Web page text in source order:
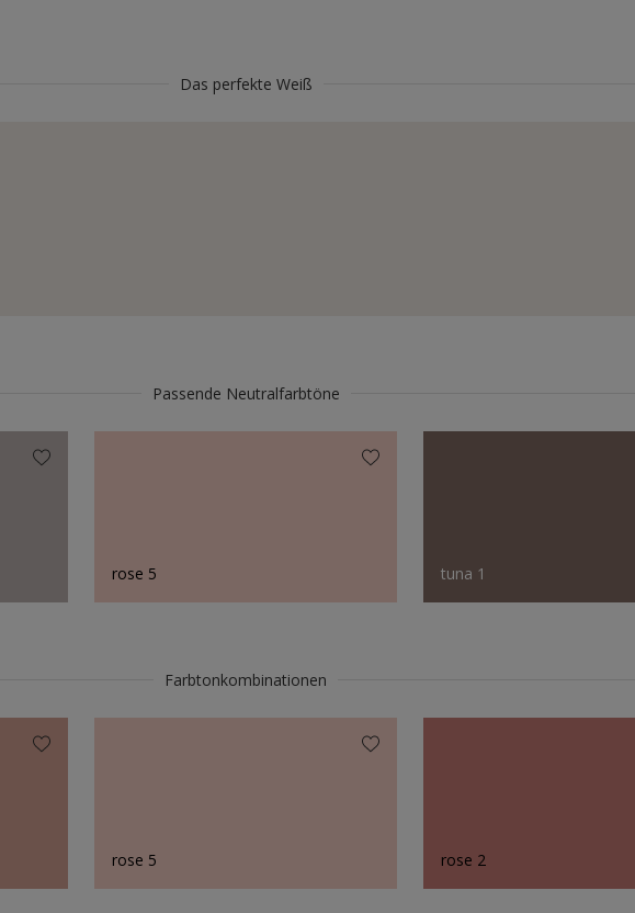
Das perfekte Weiß
Passende Neutralfarbtöne
rose 5 tuna 1
Farbtonkombinationen
rose 5 rose 2